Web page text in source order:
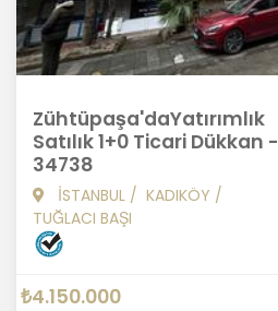
Zühtüpaşa'daYatırımlık
Satılık 1+0 Ticari Dükkan -
34738
İSTANBUL / KADIKÖY /
TUĞLACI BAŞI
₺4.150.000